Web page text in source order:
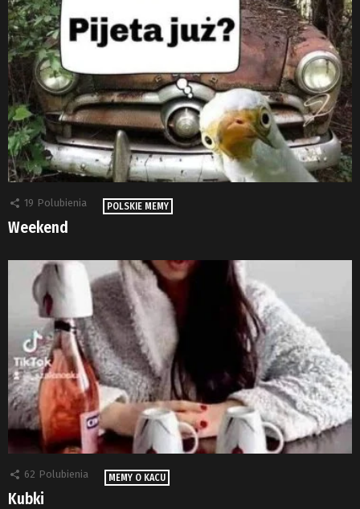
19 Polubienia POLSKIE MEMY
Weekend
62 Polubienia MEMY O KACU
Kubki